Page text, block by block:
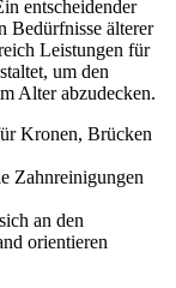
entscheidender
Bedürfnisse älterer
Leistungen für
um den
Alter abzudecken.
Kronen, Brücken
Zahnreinigungen
an den
orientieren